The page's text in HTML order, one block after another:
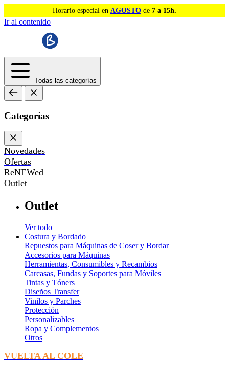
Horario especial en AGOSTO de 7 a 15h.
Ir al contenido
Todas las categorías
Categorías
Novedades
Ofertas
ReNEWed
Outlet
Outlet
Ver todo
Costura y Bordado
Repuestos para Máquinas de Coser y Bordar
Accesorios para Máquinas
Herramientas, Consumibles y Recambios
Carcasas, Fundas y Soportes para Móviles
Tintas y Tóners
Diseños Transfer
Vinilos y Parches
Protección
Personalizables
Ropa y Complementos
Otros
VUELTA AL COLE